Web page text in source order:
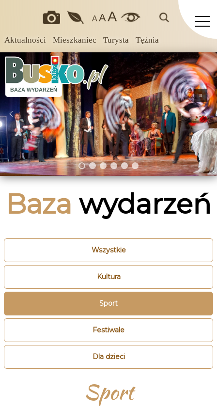
Aktualności Mieszkaniec Turysta Tężnia
A AA
BAZA WYDARZEŃ
Baza wydarzeń
Wszystkie
Kultura
Sport
Festiwale
Dla dzieci
Sport